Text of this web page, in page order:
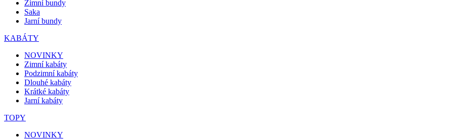
Zimní bundy
Saka
Jarní bundy
KABÁTY
NOVINKY
Zimní kabáty
Podzimní kabáty
Dlouhé kabáty
Krátké kabáty
Jarní kabáty
TOPY
NOVINKY